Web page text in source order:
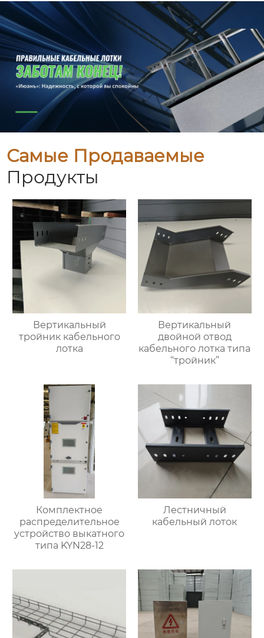
Самые Продаваемые
Продукты
Вертикальный
тройник кабельного
лотка
Вертикальный
двойной отвод
кабельного лотка типа
“тройник”
Комплектное
распределительное
устройство выкатного
типа KYN28-12
Лестничный
кабельный лоток